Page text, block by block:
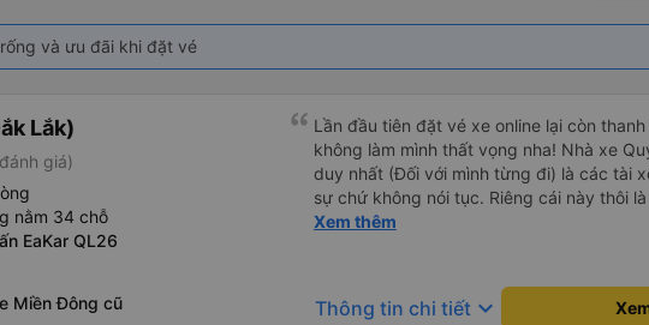
và ưu đãi khi đặt vé
Lắk)
giá)
nằm 34 chỗ
EaKar QL26
Miền Đông cũ
Lần đầu tiên đặt vé xe online lại còn
không làm mình thất vọng nha! Nhà xe
duy nhất (Đối với mình từng đi) là các tài
sự chứ không nói tục. Riêng cái này thôi là
rồi. Chú tài xế còn uống pepsi rất dễ
Xem thêm
Thông tin chi tiết keyboard_arrow_down